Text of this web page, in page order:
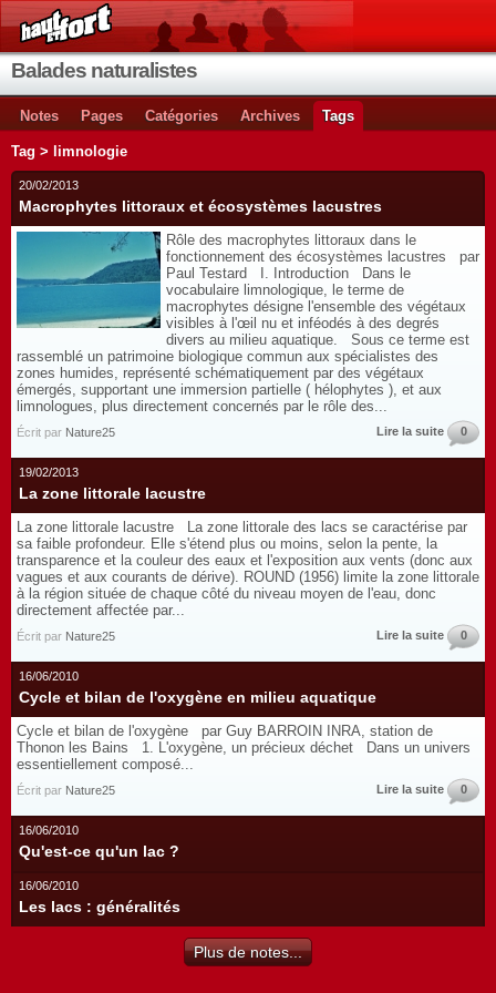
Balades naturalistes
Notes Pages Catégories Archives Tags
Tag > limnologie
20/02/2013
Macrophytes littoraux et écosystèmes lacustres
Rôle des macrophytes littoraux dans le
fonctionnement des écosystèmes lacustres par
Paul Testard I. Introduction Dans le
vocabulaire limnologique, le terme de
macrophytes désigne l'ensemble des végétaux
visibles à l'œil nu et inféodés à des degrés
divers au milieu aquatique. Sous ce terme est
rassemblé un patrimoine biologique commun aux spécialistes des
zones humides, représenté schématiquement par des végétaux
émergés, supportant une immersion partielle ( hélophytes ), et aux
limnologues, plus directement concernés par le rôle des...
Écrit par Nature25 Lire la suite 0
19/02/2013
La zone littorale lacustre
La zone littorale lacustre La zone littorale des lacs se caractérise par
sa faible profondeur. Elle s'étend plus ou moins, selon la pente, la
transparence et la couleur des eaux et l'exposition aux vents (donc aux
vagues et aux courants de dérive). ROUND (1956) limite la zone littorale
à la région située de chaque côté du niveau moyen de l'eau, donc
directement affectée par...
Écrit par Nature25 Lire la suite 0
16/06/2010
Cycle et bilan de l'oxygène en milieu aquatique
Cycle et bilan de l'oxygène par Guy BARROIN INRA, station de
Thonon les Bains 1. L'oxygène, un précieux déchet Dans un univers
essentiellement composé...
Écrit par Nature25 Lire la suite 0
16/06/2010
Qu'est-ce qu'un lac ?
16/06/2010
Les lacs : généralités
Plus de notes...